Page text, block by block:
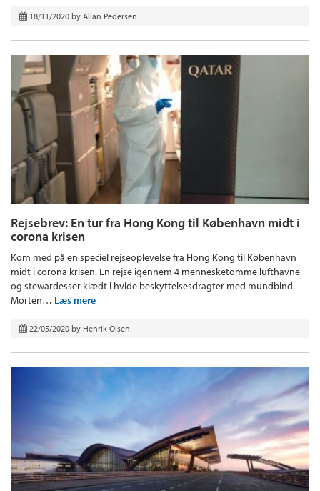
18/11/2020 by Allan Pedersen
Rejsebrev: En tur fra Hong Kong til København midt i
corona krisen
Kom med på en speciel rejseoplevelse fra Hong Kong til København
midt i corona krisen. En rejse igennem 4 mennesketomme lufthavne
og stewardesser klædt i hvide beskyttelsesdragter med mundbind.
Morten… Læs mere
22/05/2020 by Henrik Olsen